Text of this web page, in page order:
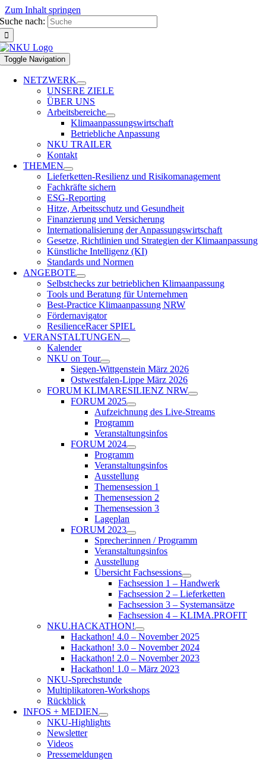
Dr.
Angela
Sabac-
Cher
Zum Inhalt springen
Suche nach:
Toggle Navigation
NETZWERK
UNSERE ZIELE
ÜBER UNS
Arbeitsbereiche
Klimaanpassungswirtschaft
Betriebliche Anpassung
NKU TRAILER
Kontakt
THEMEN
Lieferketten-Resilienz und Risikomanagement
Fachkräfte sichern
ESG-Reporting
Hitze, Arbeitsschutz und Gesundheit
Finanzierung und Versicherung
Internationalisierung der Anpassungswirtschaft
Gesetze, Richtlinien und Strategien der Klimaanpassung
Künstliche Intelligenz (KI)
Standards und Normen
ANGEBOTE
Selbstchecks zur betrieblichen Klimaanpassung
Tools und Beratung für Unternehmen
Best-Practice Klimaanpassung NRW
Fördernavigator
ResilienceRacer SPIEL
VERANSTALTUNGEN
Kalender
NKU on Tour
Siegen-Wittgenstein März 2026
Ost­west­falen-Lippe März 2026
FORUM KLIMARESILIENZ NRW
FORUM 2025
Aufzeichnung des Live-Streams
Programm
Veranstaltungsinfos
FORUM 2024
Programm
Veranstaltungsinfos
Ausstellung
Themensession 1
Themensession 2
Themensession 3
Lageplan
FORUM 2023
Sprecher:innen / Programm
Veranstaltungsinfos
Ausstellung
Übersicht Fachsessions
Fachsession 1 – Handwerk
Fachsession 2 – Lieferketten
Fachsession 3 – Systemansätze
Fachsession 4 – KLIMA.PROFIT
NKU.HACKATHON!
Hackathon! 4.0 – November 2025
Hackathon! 3.0 – November 2024
Hackathon! 2.0 – November 2023
Hackathon! 1.0 – März 2023
NKU-Sprechstunde
Multiplikatoren-Workshops
Rückblick
INFOS + MEDIEN
NKU-Highlights
Newsletter
Videos
Pressemeldungen